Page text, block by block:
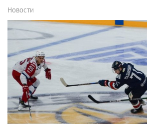
Новости